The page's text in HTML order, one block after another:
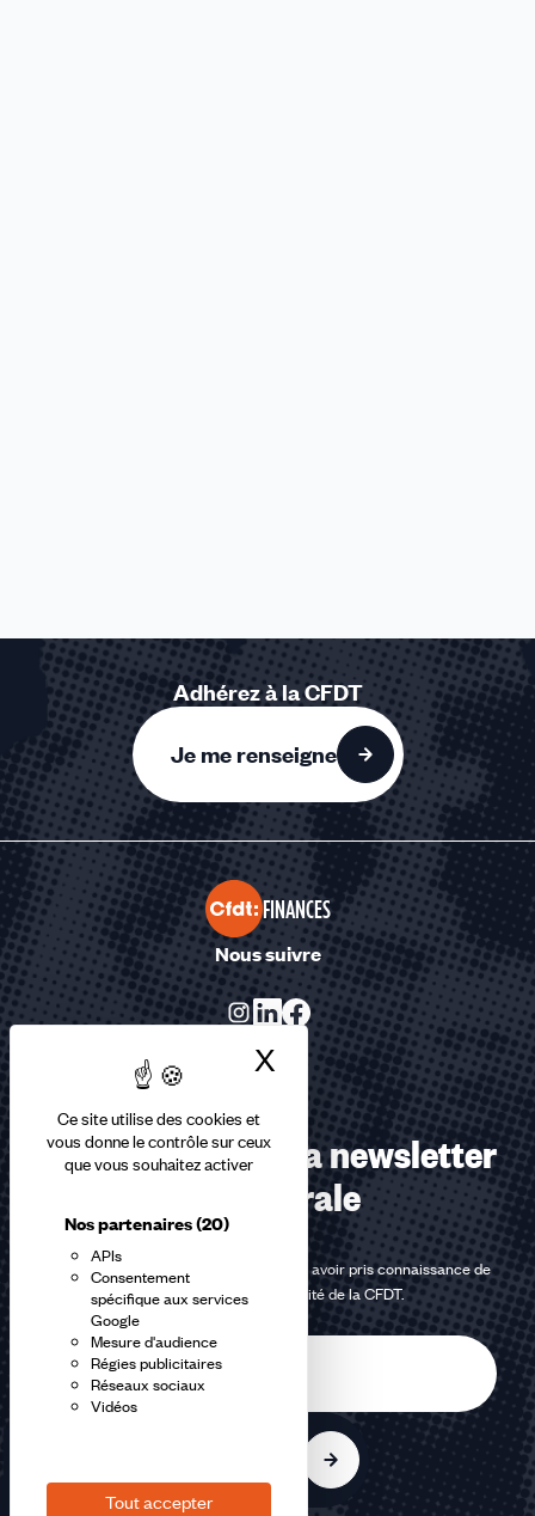
Ce site utilise des cookies et
vous donne le contrôle sur ceux
que vous souhaitez activer
Nos partenaires(20)
APIs
Consentement
spécifique aux services
Google
Mesure d'audience
Régies publicitaires
Réseaux sociaux
Vidéos
Tout accepter
X Masquer le
Adhérez à la CFDT
Je me renseigne
FINANCES
Nous suivre
Abonnez-vous à la newsletter
confédérale
En m'inscrivant à la newsletter, j'affirme avoir pris connaissance de
lapolitique de confidentialité de la CFDT.